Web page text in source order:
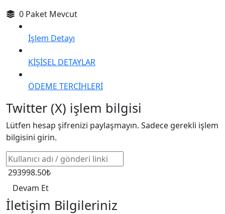
0 Paket Mevcut
İşlem Detayı
KİŞİSEL DETAYLAR
ÖDEME TERCİHLERİ
Twitter (X) işlem bilgisi
Lütfen hesap şifrenizi paylaşmayın. Sadece gerekli işlem
bilgisini girin.
293998.50₺
Devam Et
İletişim Bilgileriniz